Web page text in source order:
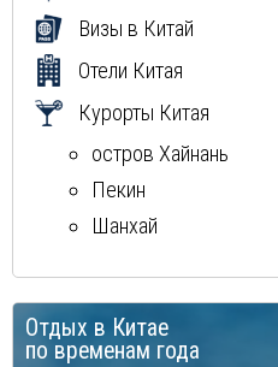
Визы в Китай
Отели Китая
Курорты Китая
остров Хайнань
Пекин
Шанхай
Отдых в Китае
по временам года